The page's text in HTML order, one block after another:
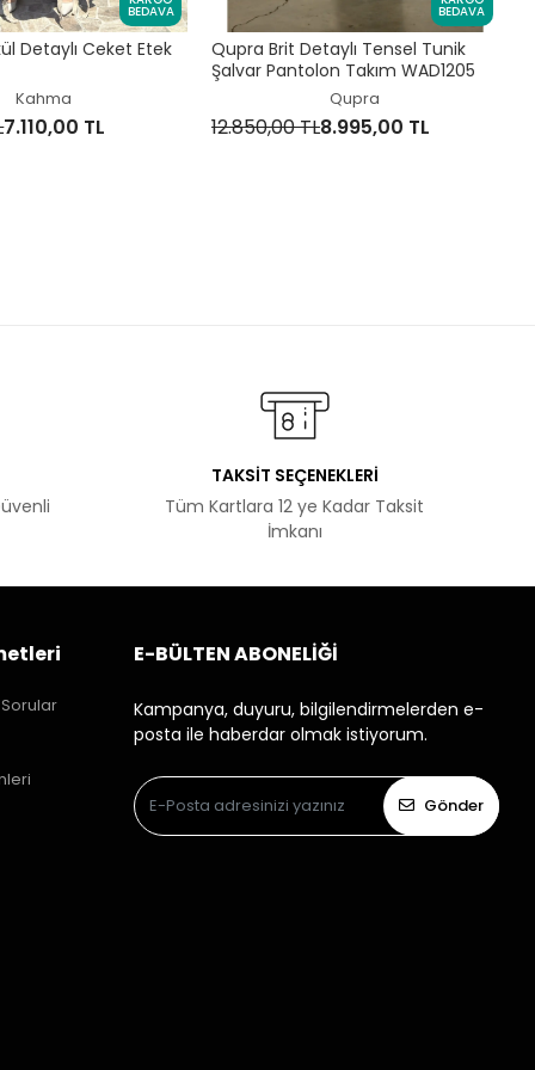
BEDAVA
Detaylı Ceket Etek
Kahma
7.110,00 TL
BEDAVA
Qupra Brit Detaylı Tensel Tunik
Şalvar Pantolon Takım WAD1205
Qupra
12.850,00 TL8.995,00 TL
TAKSİT SEÇENEKLERİ
Tüm Kartlara 12 ye Kadar Taksit
İmkanı
E-BÜLTEN ABONELİĞİ
Kampanya, duyuru, bilgilendirmelerden e-
posta ile haberdar olmak istiyorum.
Gönder